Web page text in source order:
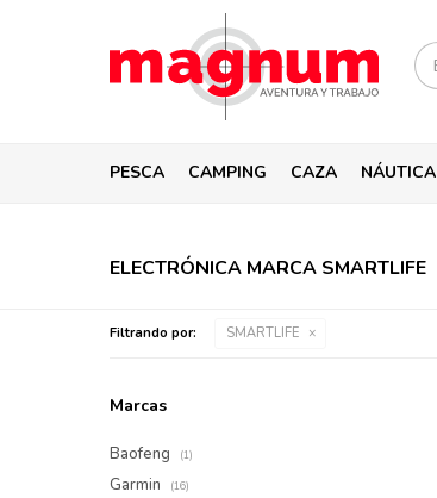
PESCA CAMPING CAZA NÁUTICA
ELECTRÓNICA MARCA SMARTLIFE
Filtrando por: SMARTLIFE
Marcas
Baofeng (1)
Garmin (16)